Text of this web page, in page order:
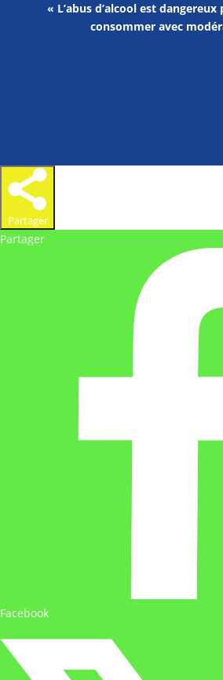
« L’abus d’alcool est
consommer avec
Partager
Partager
Facebook